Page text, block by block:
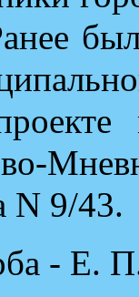
N 9/43.
- Е.